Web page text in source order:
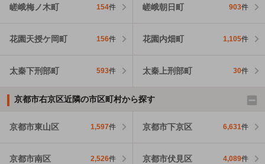
嵯峨梅ノ木町 154件 嵯峨朝日町 903件
花園天授ケ岡町 156件 花園内畑町 1,105件
太秦下刑部町 593件 太秦上刑部町 30件
京都市右京区近隣の市区町村から探す
京都市東山区 1,597件 京都市下京区 6,631件
京都市南区 2,526件 京都市伏見区 4,089件